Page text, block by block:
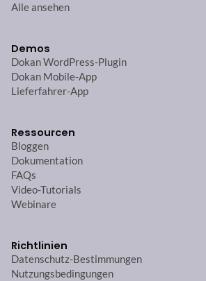
Alle ansehen
Demos
Dokan WordPress-Plugin
Dokan Mobile-App
Lieferfahrer-App
Ressourcen
Bloggen
Dokumentation
FAQs
Video-Tutorials
Webinare
Richtlinien
Datenschutz-Bestimmungen
Nutzungsbedingungen